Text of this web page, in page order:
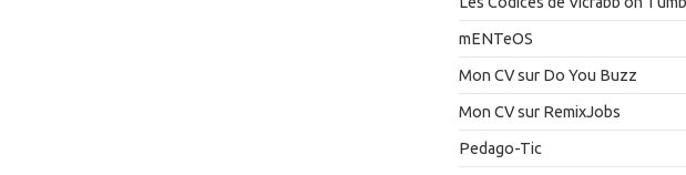
mENTeOS
Mon CV sur Do You Buzz
Mon CV sur RemixJobs
Pedago-Tic